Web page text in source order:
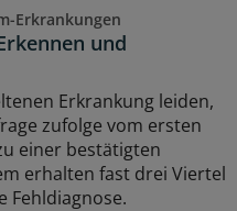
Erkrankungen
und
Erkrankung leiden,
zufolge vom ersten
einer bestätigten
erhalten fast drei Viertel
Fehldiagnose.